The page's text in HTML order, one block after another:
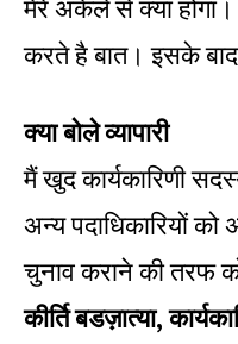
मेरे अकेले से क्या
करते है बात। इसके
क्या बोले व्यापारी
मैं खुद कार्यकारिणी
अन्य पदाधिकारियों
चुनाव कराने की तरफ
कीर्ति बडज़ात्या,